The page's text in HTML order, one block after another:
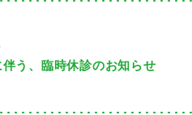
う、臨時休診のお知らせ